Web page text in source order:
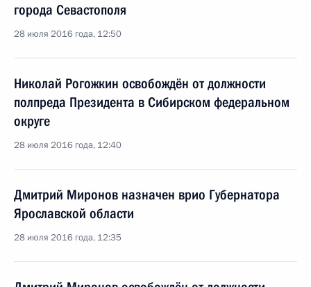
города Севастополя
28 июля 2016 года, 12:50
Николай Рогожкин освобождён от должности
полпреда Президента в Сибирском федеральном
округе
28 июля 2016 года, 12:40
Дмитрий Миронов назначен врио Губернатора
Ярославской области
28 июля 2016 года, 12:35